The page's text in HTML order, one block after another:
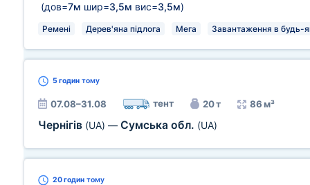
(дов=7м шир=3,5м вис=3,5м)
Ремені Дерев'яна підлога Мега Завантаження в будь-
5 годин тому
07.08–31.08 тент 20 т 86 м³
Чернігів (UA) — Сумська обл. (UA)
20 годин тому